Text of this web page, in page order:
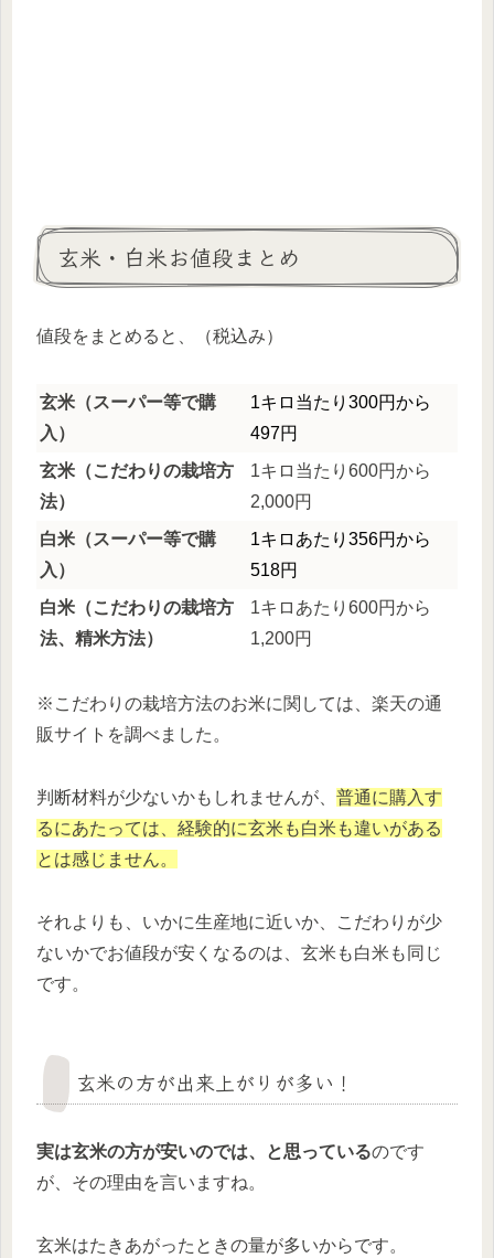
玄米・白米お値段まとめ
値段をまとめると、（税込み）
玄米（スーパー等で購
入）
1キロ当たり300円から
497円
玄米（こだわりの栽培方
法）
1キロ当たり600円から
2,000円
白米（スーパー等で購
入）
1キロあたり356円から
518円
白米（こだわりの栽培方
法、精米方法）
1キロあたり600円から
1,200円
※こだわりの栽培方法のお米に関しては、楽天の通
販サイトを調べました。
判断材料が少ないかもしれませんが、 普通に購入す
るにあたっては、経験的に玄米も白米も違いがある
とは感じません。
それよりも、いかに生産地に近いか、こだわりが少
ないかでお値段が安くなるのは、玄米も白米も同じ
です。
玄米の方が出来上がりが多い！
実は玄米の方が安いのでは、と思っているのです
が、その理由を言いますね。
玄米はたきあがったときの量が多いからです。